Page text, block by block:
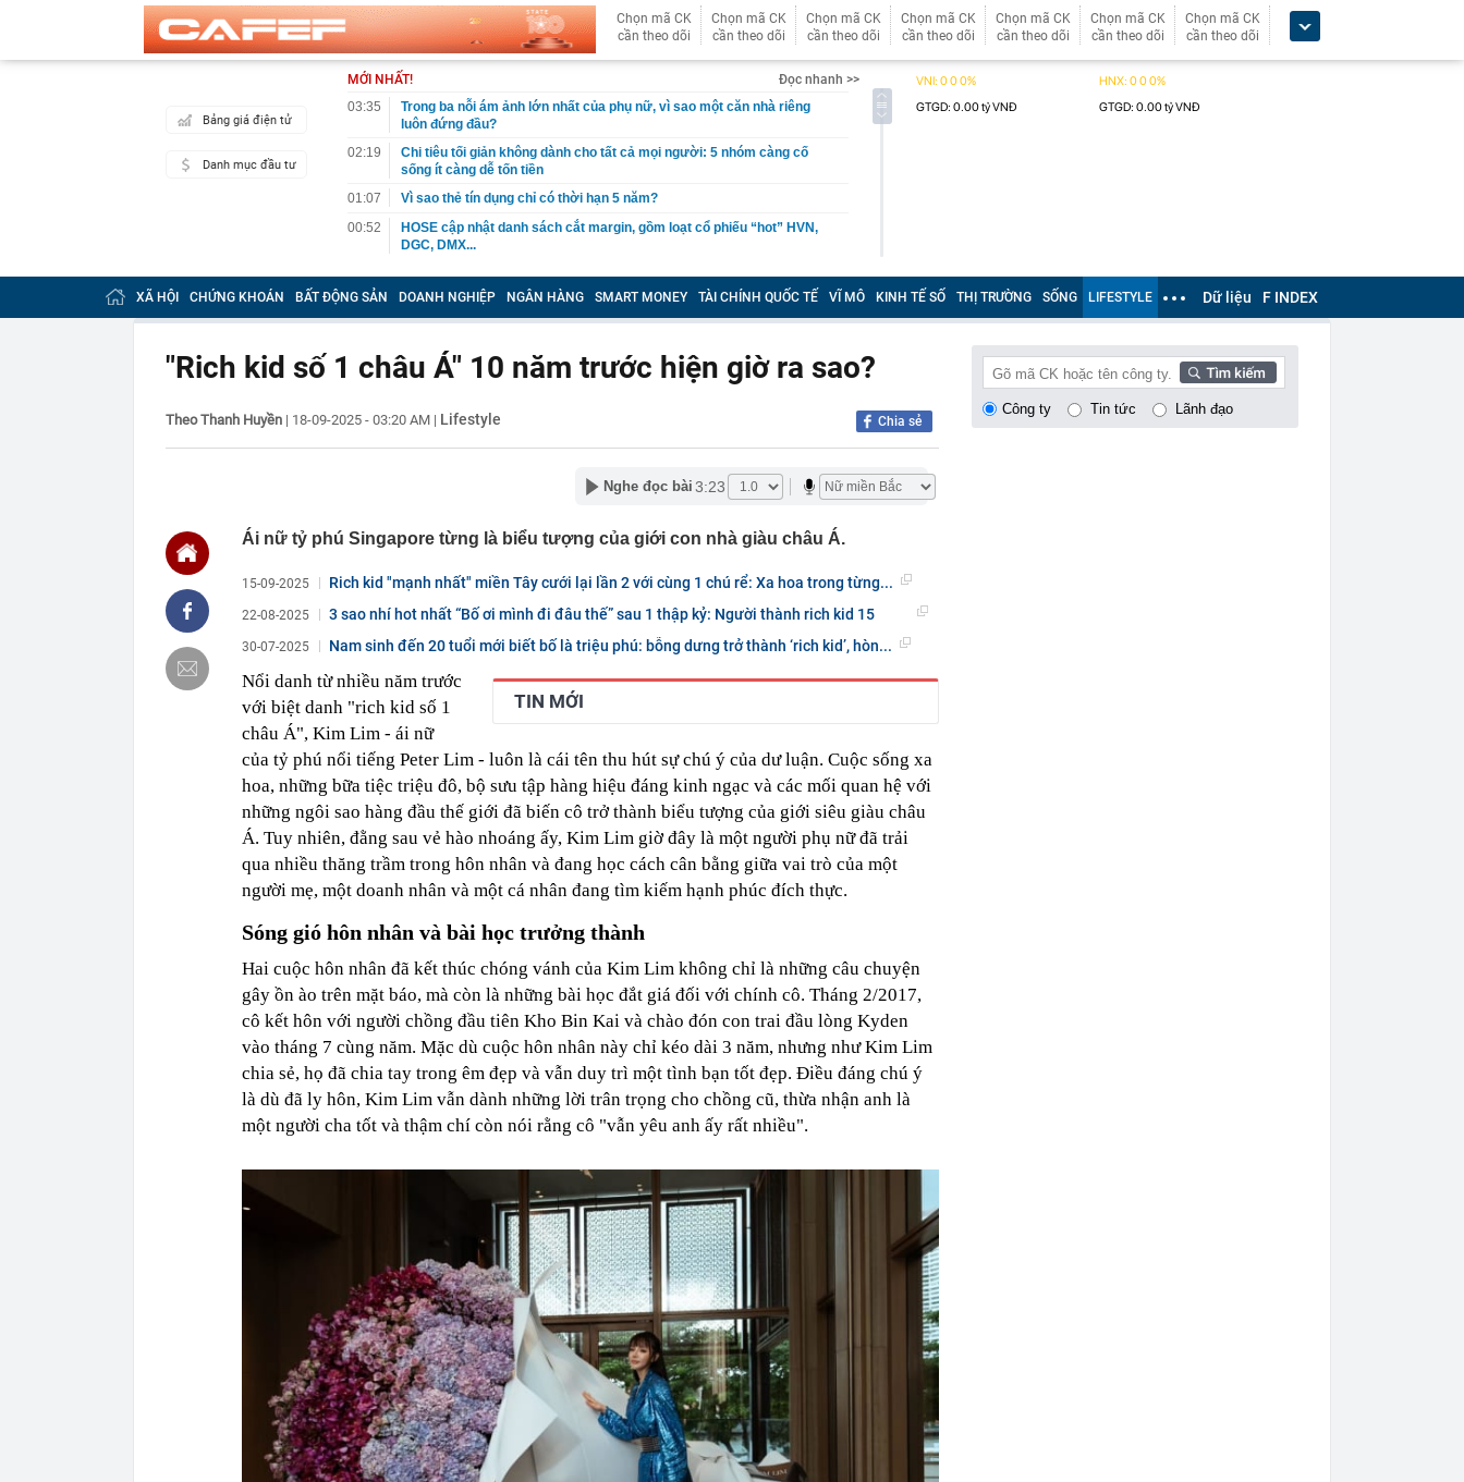
Chọn mã CK
cần theo dõi
Chọn mã CK
cần theo dõi
Chọn mã CK
cần theo dõi
Chọn mã CK
cần theo dõi
Chọn mã CK
cần theo dõi
Chọn mã CK
cần theo dõi
Chọn mã CK
cần theo dõi
Bảng giá điện tử
Danh mục đầu tư
MỚI NHẤT!
Đọc nhanh >>
03:35
Trong ba nỗi ám ảnh lớn nhất của phụ nữ, vì sao một căn nhà riêng
luôn đứng đầu?
02:19
Chi tiêu tối giản không dành cho tất cả mọi người: 5 nhóm càng cố
sống ít càng dễ tốn tiền
01:07
Vì sao thẻ tín dụng chỉ có thời hạn 5 năm?
00:52
HOSE cập nhật danh sách cắt margin, gồm loạt cổ phiếu “hot” HVN,
DGC, DMX...
00:12
Tiền lớn bất ngờ trở lại, khối ngoại tung 2.200 tỷ đồng mua ròng cổ
phiếu Việt Nam chỉ trong 5 phiên
00:05
Một doanh nghiệp thép với 2.700 lao động đang nợ Trung Quốc gần 1,3
00:04
Một yếu tố quan trọng đang trở lại trên thị trường chứng khoán
sau bác sĩ hỏi: "Ông ăn gì thế?"
Trấn Thành công bố phim Tết 2027, nghe tên ai cũng quả quyết “chắc
23:14
Bí mật được Apple giấu kín suốt 15 năm trên iPhone
Vài mét vuông ngoài trời đang được dùng theo 1 cách rất khác
22:48
5 LOẠI rau quen thuộc có khả năng tích tụ kim loại nặng, người Việt
nên cẩn thận nguồn gốc trước khi sử dụng
22:28
CHÍNH THỨC: Lịch đi học trở lại của học sinh 34 tỉnh, thành phố sau kỳ
22:25
Vì sao đồ ăn Việt hầu như món nào cũng có hành lá?
22:07
Không cần tặng quà, 5 câu nói này đủ sức khiến mối quan hệ phụ
Ukraine tập kích Crimea, phá hủy hệ thống phòng không 15 triệu USD
của Nga
22:02
Nam NSND, Giám đốc Nhà hát Chèo Quân đội mua ô tô tặng sinh nhật
vợ thiếu tá kém 12 tuổi
21:51
Một ô tô biển 29A "dính" gần 100 lần phạt nguội do chạy quá tốc độ quy
định: Riêng tháng 7/2026 vi phạm 21 lần
XÃ HỘI CHỨNG KHOÁN BẤT ĐỘNG SẢN DOANH NGHIỆP NGÂN HÀNG SMART MONEY TÀI CHÍNH QUỐC TẾ VĨ MÔ KINH TẾ SỐ THỊ TRƯỜNG SỐNG LIFESTYLE Dữ liệu F INDEX
"Rich kid số 1 châu Á" 10 năm trước hiện giờ ra sao?
Theo Thanh Huyền | 18-09-2025 - 03:20 AM | Lifestyle Chia sẻ
Nghe đọc bài 3:23
Ái nữ tỷ phú Singapore từng là biểu tượng của giới con nhà giàu châu Á.
15-09-2025 Rich kid "mạnh nhất" miền Tây cưới lại lần 2 với cùng 1 chú rể: Xa hoa trong từng...
22-08-2025
3 sao nhí hot nhất “Bố ơi mình đi đâu thế” sau 1 thập kỷ: Người thành rich kid 15
30-07-2025 Nam sinh đến 20 tuổi mới biết bố là triệu phú: bỗng dưng trở thành ‘rich kid’, hòn...
TIN MỚI
Nổi danh từ nhiều năm trước
với biệt danh "rich kid số 1
châu Á", Kim Lim - ái nữ
của tỷ phú nổi tiếng Peter Lim - luôn là cái tên thu hút sự chú ý của dư luận. Cuộc sống xa
hoa, những bữa tiệc triệu đô, bộ sưu tập hàng hiệu đáng kinh ngạc và các mối quan hệ với
những ngôi sao hàng đầu thế giới đã biến cô trở thành biểu tượng của giới siêu giàu châu
Á. Tuy nhiên, đằng sau vẻ hào nhoáng ấy, Kim Lim giờ đây là một người phụ nữ đã trải
qua nhiều thăng trầm trong hôn nhân và đang học cách cân bằng giữa vai trò của một
người mẹ, một doanh nhân và một cá nhân đang tìm kiếm hạnh phúc đích thực.
Sóng gió hôn nhân và bài học trưởng thành
Hai cuộc hôn nhân đã kết thúc chóng vánh của Kim Lim không chỉ là những câu chuyện
gây ồn ào trên mặt báo, mà còn là những bài học đắt giá đối với chính cô. Tháng 2/2017,
cô kết hôn với người chồng đầu tiên Kho Bin Kai và chào đón con trai đầu lòng Kyden
vào tháng 7 cùng năm. Mặc dù cuộc hôn nhân này chỉ kéo dài 3 năm, nhưng như Kim Lim
chia sẻ, họ đã chia tay trong êm đẹp và vẫn duy trì một tình bạn tốt đẹp. Điều đáng chú ý
là dù đã ly hôn, Kim Lim vẫn dành những lời trân trọng cho chồng cũ, thừa nhận anh là
một người cha tốt và thậm chí còn nói rằng cô "vẫn yêu anh ấy rất nhiều".
Công ty Tin tức Lãnh đạo